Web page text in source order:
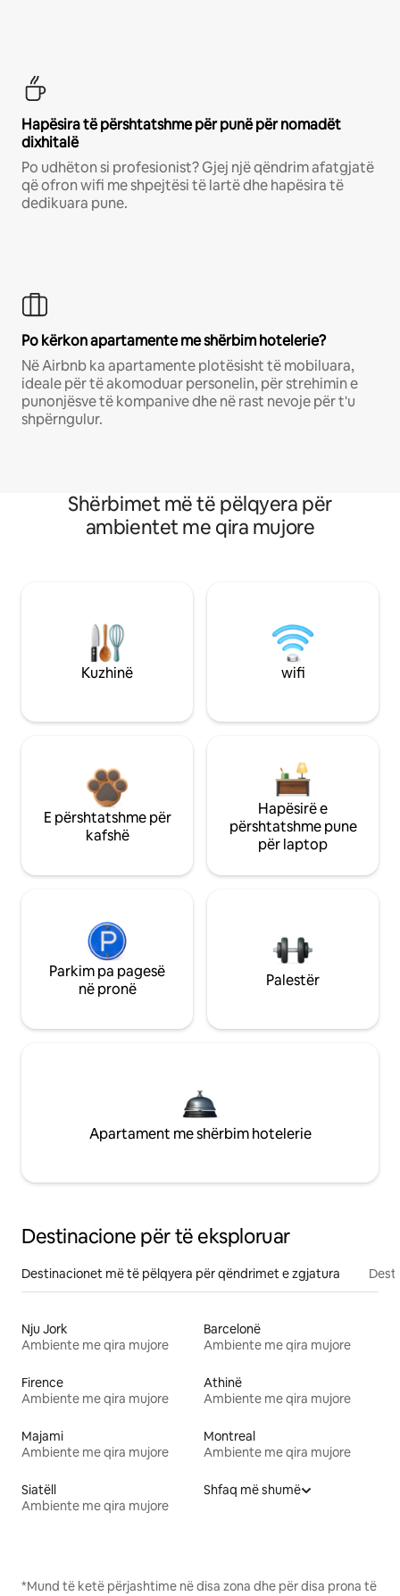
Hapësira të përshtatshme për punë për nomadët
dixhitalë
Po udhëton si profesionist? Gjej një qëndrim afatgjatë
që ofron wifi me shpejtësi të lartë dhe hapësira të
dedikuara pune.
Po kërkon apartamente me shërbim hotelerie?
Në Airbnb ka apartamente plotësisht të mobiluara,
ideale për të akomoduar personelin, për strehimin e
punonjësve të kompanive dhe në rast nevoje për t'u
shpërngulur.
Shërbimet më të pëlqyera për
ambientet me qira mujore
Kuzhinë wifi
E përshtatshme për
kafshë
Hapësirë e
përshtatshme pune
për laptop
Parkim pa pagesë
në pronë
Palestër
Apartament me shërbim hotelerie
Destinacione për të eksploruar
Destinacionet më të pëlqyera për qëndrimet e zgjatura
Nju Jork
Ambiente me qira mujore
Barcelonë
Ambiente me qira mujore
Firence
Ambiente me qira mujore
Athinë
Ambiente me qira mujore
Majami
Ambiente me qira mujore
Montreal
Ambiente me qira mujore
Siatëll
Ambiente me qira mujore
Shfaq më shumë
*Mund të ketë përjashtime në disa zona dhe për disa prona të